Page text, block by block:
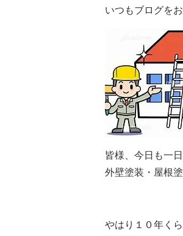
いつもブログを
皆様、今日も一
外壁塗装・屋根
やはり１０年く